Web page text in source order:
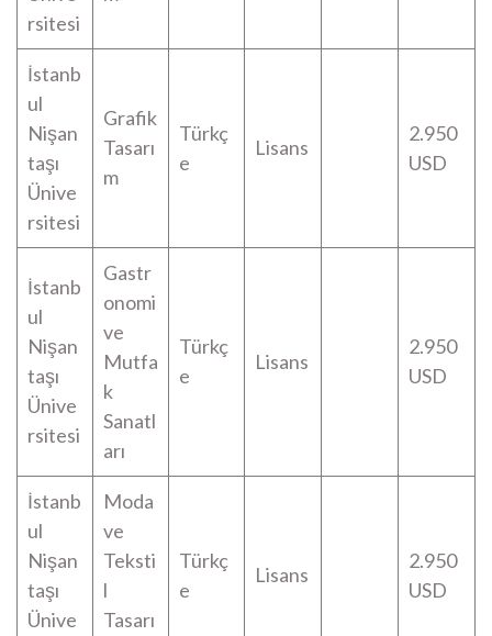
rsitesi
İstanb
ul
Nişan
taşı
Ünive
rsitesi
Grafik
Tasarı
m
Türkç
e
Lisans
2.950
USD
İstanb
ul
Nişan
taşı
Ünive
rsitesi
Gastr
onomi
ve
Mutfa
k
Sanatl
arı
Türkç
e
Lisans
2.950
USD
İstanb
ul
Nişan
taşı
Ünive
Moda
ve
Teksti
l
Tasarı
Türkç
e
Lisans
2.950
USD